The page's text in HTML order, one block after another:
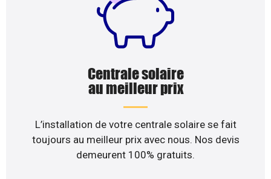
Centrale solaire
au meilleur prix
L’installation de votre centrale solaire se fait
toujours au meilleur prix avec nous. Nos devis
demeurent 100% gratuits.